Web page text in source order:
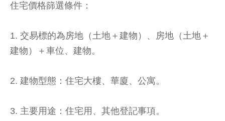
住宅價格篩選條件：
1. 交易標的為房地（土地＋建物）、房地（土地＋
建物）＋車位、建物。
2. 建物型態：住宅大樓、華廈、公寓。
3. 主要用途：住宅用、其他登記事項。